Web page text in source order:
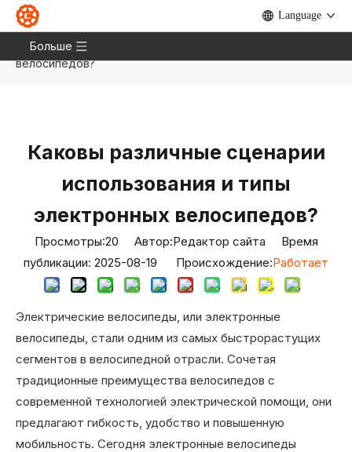
Language
Больше
Дом
Каковы различные
сценарии использования и типы электронных
велосипедов?
Каковы различные сценарии
использования и типы
электронных велосипедов?
Просмотры:20 Автор:Pедактор сайта Время
публикации: 2025-08-19 Происхождение:Работает
Электрические велосипеды, или электронные
велосипеды, стали одним из самых быстрорастущих
сегментов в велосипедной отрасли. Сочетая
традиционные преимущества велосипедов с
современной технологией электрической помощи, они
предлагают гибкость, удобство и повышенную
мобильность. Сегодня электронные велосипеды